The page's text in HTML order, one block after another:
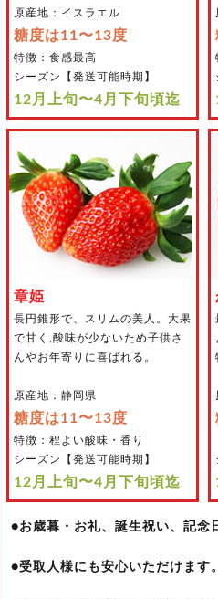
原産地：イスラエル
糖度は11〜13度
特徴：食感最高
シーズン【発送可能時期】
12月上旬〜4月下旬頃迄
章姫
長円錐形で、スリムの美人。大果
で甘く,酸味が少ないため子供さ
んやお年寄りに喜ばれる。
原産地：静岡県
糖度は11〜13度
特徴：程よい酸味・香り
シーズン【発送可能時期】
12月上旬〜4月下旬頃迄
●お歳暮・お礼、誕生祝い、記念
●受取人様にも安心いただけます。